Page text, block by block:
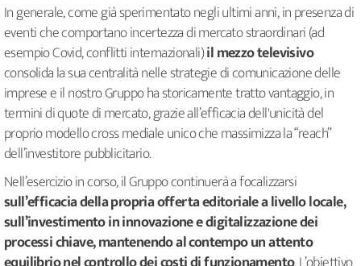
In generale, come già sperimentato negli ultimi anni, in presenza di
eventi che comportano incertezza di mercato straordinari (ad
esempio Covid, conflitti internazionali)il mezzo televisivo
consolida la sua centralità nelle strategie di comunicazione delle
imprese e il nostro Gruppo ha storicamente tratto vantaggio, in
termini di quote di mercato, grazie all’efficacia dell'unicità del
proprio modello cross mediale unico che massimizza la “reach”
dell’investitore pubblicitario.
Nell’esercizio in corso, il Gruppo continuerà a focalizzarsi
sull’efficacia della propria offerta editoriale a livello locale,
sull’investimento in innovazione e digitalizzazione dei
processi chiave, mantenendo al contempo un attento